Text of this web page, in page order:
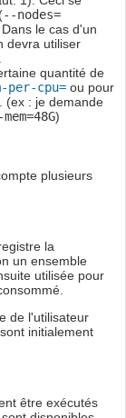
--nodes=
le cas d'un
devra utiliser
.
quantité de
per-cpu= ou pour
. (ex : je demande
)
plusieurs
la
un ensemble
utilisée pour
de l'utilisateur
initialement
être exécutés